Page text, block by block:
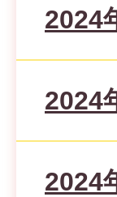
2024
2024
2024